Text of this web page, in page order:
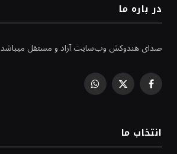
در باره ما
صدای هندوکش وب‌سایت آزاد و مستقل میباشد
Facebook
X
WhatsApp
انتخاب ما